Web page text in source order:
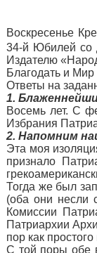
Воскресенье
34-й Юбилей со
Издателю
Благодать и Мир
Ответы на
1.
Восемь лет. С
Избрания
2. Напомним
Эта моя
признало
Тогда же был
(оба они несли
Комиссии
Патриархии
пор как
С той поры обе